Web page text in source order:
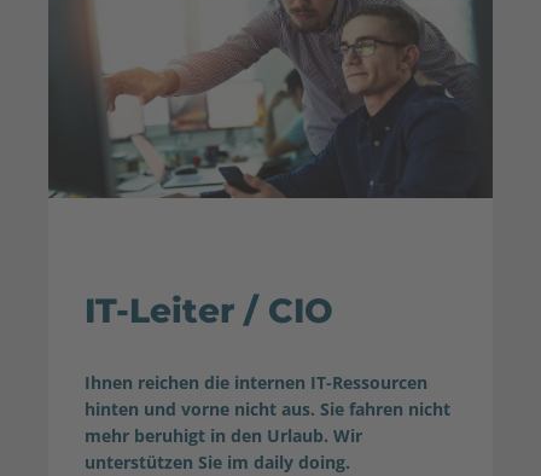
IT-Leiter / CIO
Ihnen reichen die internen IT-Ressourcen
hinten und vorne nicht aus. Sie fahren nicht
mehr beruhigt in den Urlaub. Wir
unterstützen Sie im daily doing.